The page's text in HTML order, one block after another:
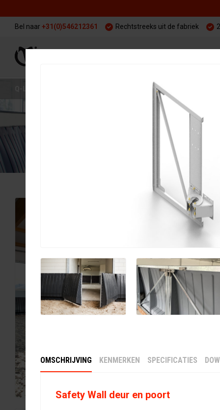
Bel naar +31(0)546212361 Rechtstreeks uit de fabriek
Q-LINE SAFETY WALL (HOEFSLAGWAND)
OMSCHRIJVING KENMERKEN SPECIFICATIES
Safety Wall deur en poort